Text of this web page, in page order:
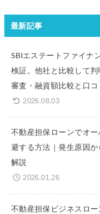
最新記事
SBIエステートファイナ
検証。他社と比較して
審査・融資額比較と口コ
2026.08.03
不動産担保ローンでオ
避する方法｜発生原因
解説
2026.01.26
不動産担保ビジネスロ